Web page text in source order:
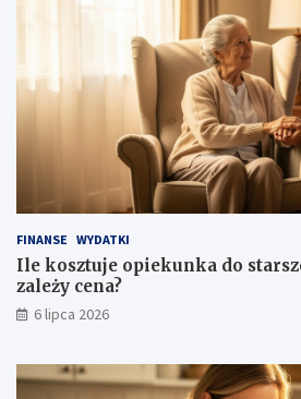
FINANSE WYDATKI
Ile kosztuje opiekunka do
zależy cena?
6 lipca 2026